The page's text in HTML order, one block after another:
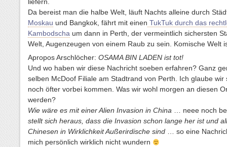
liefern.
Da bereist man die halbe Welt, läuft Nachts alleine durch
Moskau und Bangkok, fährt mit einen TukTuk durch das
Kambodscha um dann in Perth, der vermeintlich sichersten
Welt, Augenzeugen von einem Raub zu sein. Komische Welt
Apropos Arschlöcher: OSAMA BIN LADEN ist tot!
Und wo haben wir diese Nachricht soeben erfahren? Ganz
selben McDoof Filiale am Stadtrand von Perth. Ich glaube wir
noch öfter vorbei kommen. Was wir wohl morgen an diesen
werden?
Wie wäre es mit einer Alien Invasion in China … neee noch
stellt sich heraus, dass die Invasion schon lange her ist und
Chinesen in Wirklichkeit Außerirdische sind … so eine
mich persönlich wirklich nicht wundern